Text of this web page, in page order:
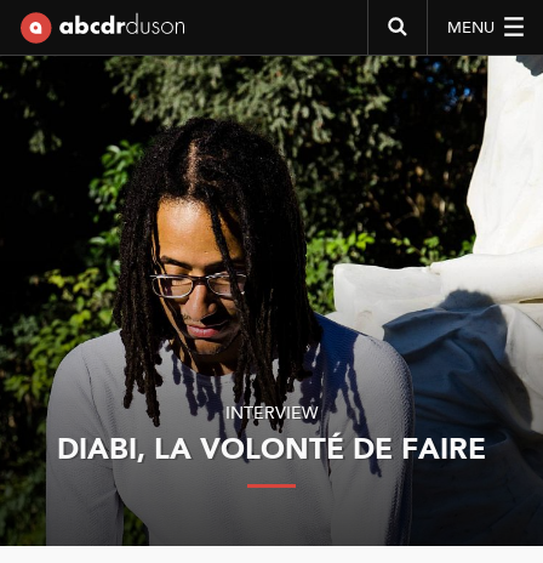
MENU
Abcdr du Son
INTERVIEW
DIABI, LA VOLONTÉ DE FAIRE